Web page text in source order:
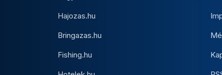
Hajozas.hu
Bringazas.hu
Fishing.hu